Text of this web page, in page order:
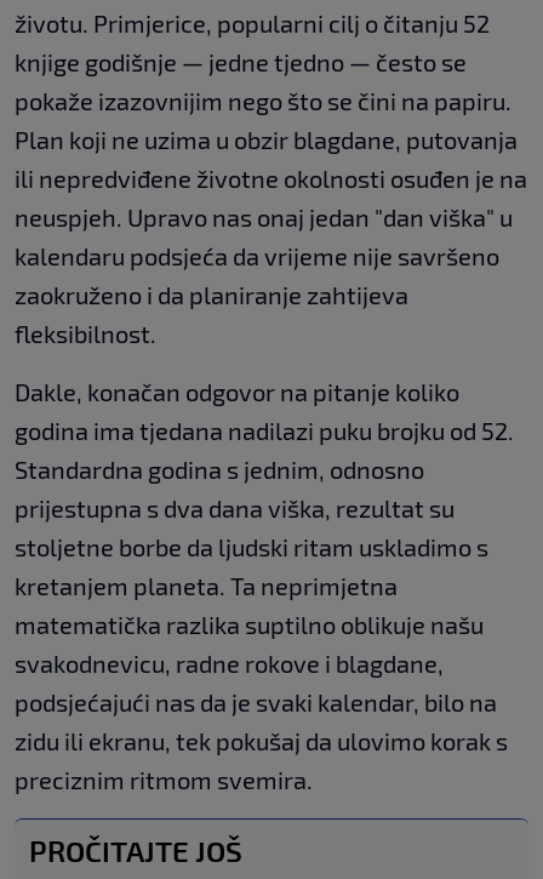
životu. Primjerice, popularni cilj o čitanju 52
knjige godišnje — jedne tjedno — često se
pokaže izazovnijim nego što se čini na papiru.
Plan koji ne uzima u obzir blagdane, putovanja
ili nepredviđene životne okolnosti osuđen je na
neuspjeh. Upravo nas onaj jedan "dan viška" u
kalendaru podsjeća da vrijeme nije savršeno
zaokruženo i da planiranje zahtijeva
fleksibilnost.
Dakle, konačan odgovor na pitanje koliko
godina ima tjedana nadilazi puku brojku od 52.
Standardna godina s jednim, odnosno
prijestupna s dva dana viška, rezultat su
stoljetne borbe da ljudski ritam uskladimo s
kretanjem planeta. Ta neprimjetna
matematička razlika suptilno oblikuje našu
svakodnevicu, radne rokove i blagdane,
podsjećajući nas da je svaki kalendar, bilo na
zidu ili ekranu, tek pokušaj da ulovimo korak s
preciznim ritmom svemira.
PROČITAJTE JOŠ